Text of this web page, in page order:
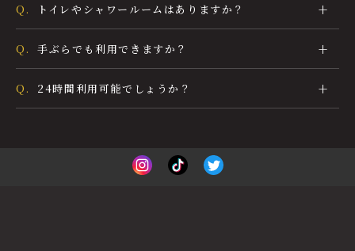
Q. トイレやシャワールームはありますか？
Q. 手ぶらでも利用できますか？
Q. 24時間利用可能でしょうか？